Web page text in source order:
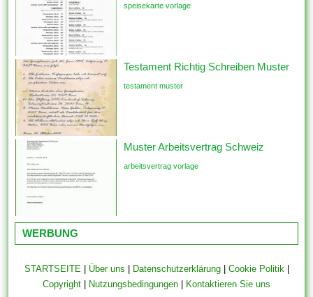
speisekarte vorlage
Testament Richtig Schreiben Muster
testament muster
Muster Arbeitsvertrag Schweiz
arbeitsvertrag vorlage
WERBUNG
STARTSEITE | Über uns | Datenschutzerklärung| Cookie Politik |
Copyright | Nutzungsbedingungen | Kontaktieren Sie uns